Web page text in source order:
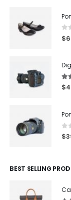
0
$
$
0
$
BEST SELLING